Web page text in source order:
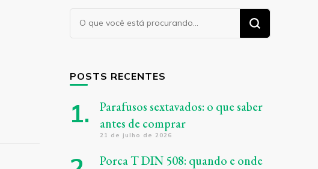
Procurando
algo?
POSTS RECENTES
Parafusos sextavados: o que saber
antes de comprar
21 de julho de 2026
Porca T DIN 508: quando e onde